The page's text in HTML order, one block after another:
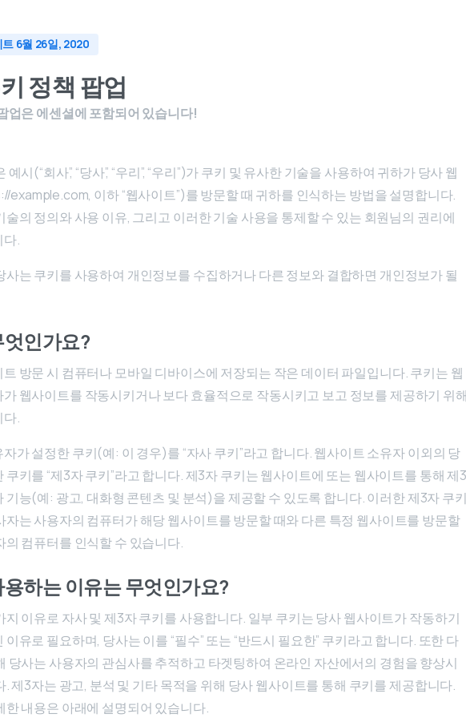
6월 26일, 2020
정책 팝업
업은 에센셜에 포함되어 있습니다!
예시(“회사”, “당사”, “우리”, “우리”)가 쿠키 및 유사한 기술을 사용하여 귀하가 당사 웹
example.com, 이하 “웹사이트”)를 방문할 때 귀하를 인식하는 방법을 설명합니다.
술의 정의와 사용 이유, 그리고 이러한 기술 사용을 통제할 수 있는 회원님의 권리에
다.
사는 쿠키를 사용하여 개인정보를 수집하거나 다른 정보와 결합하면 개인정보가 될
인가요?
방문 시 컴퓨터나 모바일 디바이스에 저장되는 작은 데이터 파일입니다. 쿠키는 웹
웹사이트를 작동시키거나 보다 효율적으로 작동시키고 보고 정보를 제공하기 위해
다.
가 설정한 쿠키(예: 이 경우)를 “자사 쿠키”라고 합니다. 웹사이트 소유자 이외의 당
쿠키를 “제3자 쿠키”라고 합니다. 제3자 쿠키는 웹사이트에 또는 웹사이트를 통해 제3
기능(예: 광고, 대화형 콘텐츠 및 분석)을 제공할 수 있도록 합니다. 이러한 제3자 쿠키
자는 사용자의 컴퓨터가 해당 웹사이트를 방문할 때와 다른 특정 웹사이트를 방문할
의 컴퓨터를 인식할 수 있습니다.
하는 이유는 무엇인가요?
지 이유로 자사 및 제3자 쿠키를 사용합니다. 일부 쿠키는 당사 웹사이트가 작동하기
이유로 필요하며, 당사는 이를 “필수” 또는 “반드시 필요한” 쿠키라고 합니다. 또한 다
당사는 사용자의 관심사를 추적하고 타겟팅하여 온라인 자산에서의 경험을 향상시
. 제3자는 광고, 분석 및 기타 목적을 위해 당사 웹사이트를 통해 쿠키를 제공합니다.
한 내용은 아래에 설명되어 있습니다.